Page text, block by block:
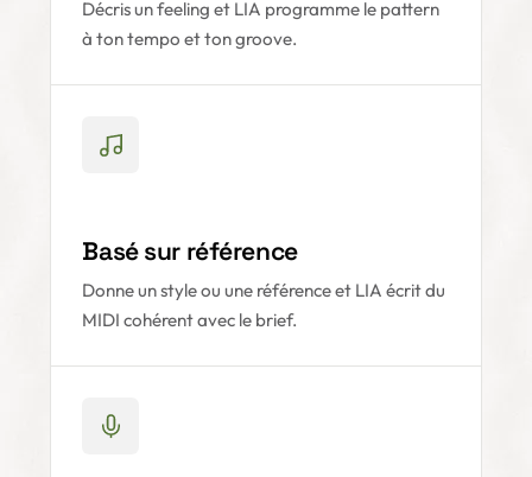
Décris un feeling et LIA programme le pattern
à ton tempo et ton groove.
Basé sur référence
Donne un style ou une référence et LIA écrit du
MIDI cohérent avec le brief.